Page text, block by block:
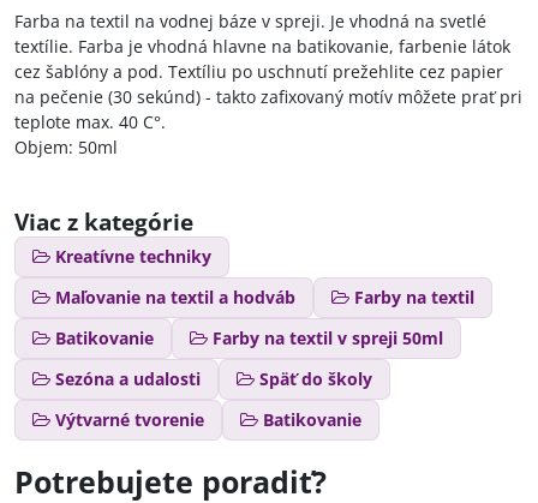
Farba na textil na vodnej báze v spreji. Je vhodná na svetlé
textílie. Farba je vhodná hlavne na batikovanie, farbenie látok
cez šablóny a pod. Textíliu po uschnutí prežehlite cez papier
na pečenie (30 sekúnd) - takto zafixovaný motív môžete prať pri
teplote max. 40 C°.
Objem: 50ml
Viac z kategórie
Kreatívne techniky
Maľovanie na textil a hodváb
Farby na textil
Batikovanie
Farby na textil v spreji 50ml
Sezóna a udalosti
Späť do školy
Výtvarné tvorenie
Batikovanie
Potrebujete poradiť?